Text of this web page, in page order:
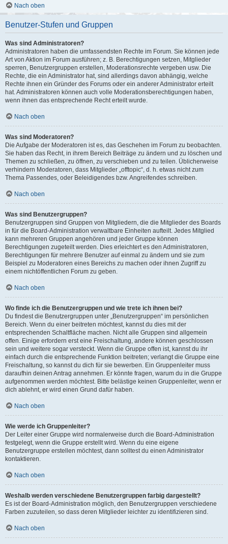
Nach oben
Benutzer-Stufen und Gruppen
Was sind Administratoren?
Administratoren haben die umfassendsten Rechte im Forum. Sie können jede
Art von Aktion im Forum ausführen; z. B. Berechtigungen setzen, Mitglieder
sperren, Benutzergruppen erstellen, Moderationsrechte vergeben usw. Die
Rechte, die ein Administrator hat, sind allerdings davon abhängig, welche
Rechte ihnen ein Gründer des Forums oder ein anderer Administrator erteilt
hat. Administratoren können auch volle Moderationsberechtigungen haben,
wenn ihnen das entsprechende Recht erteilt wurde.
Nach oben
Was sind Moderatoren?
Die Aufgabe der Moderatoren ist es, das Geschehen im Forum zu beobachten.
Sie haben das Recht, in ihrem Bereich Beiträge zu ändern und zu löschen und
Themen zu schließen, zu öffnen, zu verschieben und zu teilen. Üblicherweise
verhindern Moderatoren, dass Mitglieder „offtopic“, d. h. etwas nicht zum
Thema Passendes, oder Beleidigendes bzw. Angreifendes schreiben.
Nach oben
Was sind Benutzergruppen?
Benutzergruppen sind Gruppen von Mitgliedern, die die Mitglieder des Boards
in für die Board-Administration verwaltbare Einheiten aufteilt. Jedes Mitglied
kann mehreren Gruppen angehören und jeder Gruppe können
Berechtigungen zugeteilt werden. Dies erleichtert es den Administratoren,
Berechtigungen für mehrere Benutzer auf einmal zu ändern und sie zum
Beispiel zu Moderatoren eines Bereichs zu machen oder ihnen Zugriff zu
einem nichtöffentlichen Forum zu geben.
Nach oben
Wo finde ich die Benutzergruppen und wie trete ich ihnen bei?
Du findest die Benutzergruppen unter „Benutzergruppen“ im persönlichen
Bereich. Wenn du einer beitreten möchtest, kannst du dies mit der
entsprechenden Schaltfläche machen. Nicht alle Gruppen sind allgemein
offen. Einige erfordern erst eine Freischaltung, andere können geschlossen
sein und weitere sogar versteckt. Wenn die Gruppe offen ist, kannst du ihr
einfach durch die entsprechende Funktion beitreten; verlangt die Gruppe eine
Freischaltung, so kannst du dich für sie bewerben. Ein Gruppenleiter muss
daraufhin deinen Antrag annehmen. Er könnte fragen, warum du in die Gruppe
aufgenommen werden möchtest. Bitte belästige keinen Gruppenleiter, wenn er
dich ablehnt, er wird einen Grund dafür haben.
Nach oben
Wie werde ich Gruppenleiter?
Der Leiter einer Gruppe wird normalerweise durch die Board-Administration
festgelegt, wenn die Gruppe erstellt wird. Wenn du eine eigene
Benutzergruppe erstellen möchtest, dann solltest du einen Administrator
kontaktieren.
Nach oben
Weshalb werden verschiedene Benutzergruppen farbig dargestellt?
Es ist der Board-Administration möglich, den Benutzergruppen verschiedene
Farben zuzuteilen, so dass deren Mitglieder leichter zu identifizieren sind.
Nach oben